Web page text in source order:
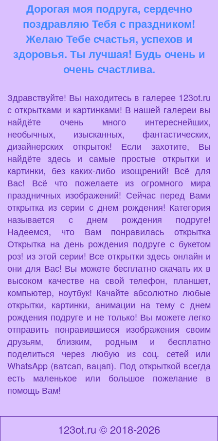
Дорогая моя подруга, сердечно
поздравляю Тебя с праздником!
Желаю Тебе счастья, успехов и
здоровья. Ты лучшая! Будь очень и
очень счастлива.
Здравствуйте! Вы находитесь в галерее 123ot.ru
с открытками и картинками! В нашей галереи вы
найдёте очень много интереснейших,
необычных, изысканных, фантастических,
дизайнерских открыток! Если захотите, Вы
найдёте здесь и самые простые открытки и
картинки, без каких-либо изощрений! Всё для
Вас! Всё что пожелаете из огромного мира
праздничных изображений! Сейчас перед Вами
открытка из серии с днем рождения! Категория
называется с днем рождения подруге!
Надеемся, что Вам понравилась открытка
Открытка на день рождения подруге с букетом
роз! из этой серии! Все открытки здесь онлайн и
они для Вас! Вы можете бесплатно скачать их в
высоком качестве на свой телефон, планшет,
компьютер, ноутбук! Качайте абсолютно любые
открытки, картинки, анимации на тему с днем
рождения подруге и не только! Вы можете легко
отправить понравившиеся изображения своим
друзьям, близким, родным и бесплатно
поделиться через любую из соц. сетей или
WhatsApp (ватсап, вацап). Под открыткой всегда
есть маленькое или большое пожелание в
помощь Вам!
123ot.ru © 2018-2026